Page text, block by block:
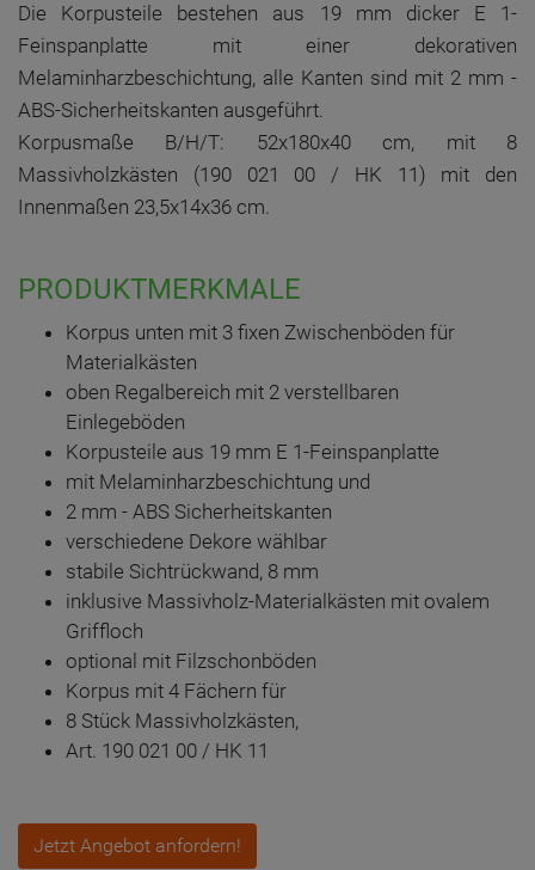
Die Korpusteile bestehen aus 19 mm dicker E 1-
Feinspanplatte mit einer dekorativen
Melaminharzbeschichtung, alle Kanten sind mit 2 mm -
ABS-Sicherheitskanten ausgeführt.
Korpusmaße B/H/T: 52x180x40 cm, mit 8
Massivholzkästen (190 021 00 / HK 11) mit den
Innenmaßen 23,5x14x36 cm.
PRODUKTMERKMALE
Korpus unten mit 3 fixen Zwischenböden für
Materialkästen
oben Regalbereich mit 2 verstellbaren
Einlegeböden
Korpusteile aus 19 mm E 1-Feinspanplatte
mit Melaminharzbeschichtung und
2 mm - ABS Sicherheitskanten
verschiedene Dekore wählbar
stabile Sichtrückwand, 8 mm
inklusive Massivholz-Materialkästen mit ovalem
Griffloch
optional mit Filzschonböden
Korpus mit 4 Fächern für
8 Stück Massivholzkästen,
Art. 190 021 00 / HK 11
Jetzt Angebot anfordern!